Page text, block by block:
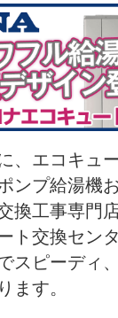
、エコキュ
ンプ給湯機
換工事専門
ト交換セン
スピーディ
す。